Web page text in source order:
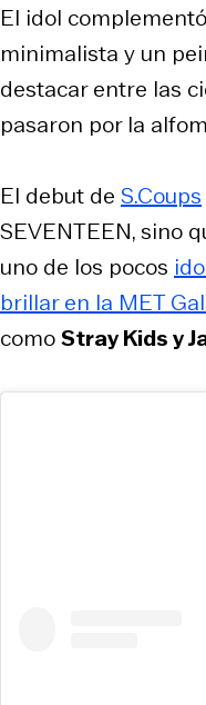
El idol
minimalista y un
destacar entre las
pasaron por la
El debut de S.Coups
SEVENTEEN, sino
uno de los pocos
brillar en la MET
comoStray Kids y